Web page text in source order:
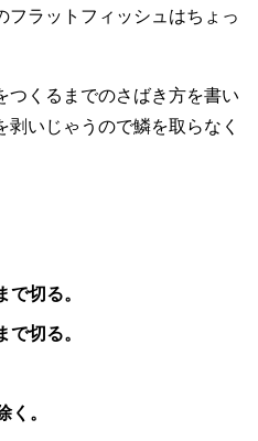
フラットフィッシュはちょっ
つくるまでのさばき方を書い
いじゃうので鱗を取らなく
切る。
切る。
く。